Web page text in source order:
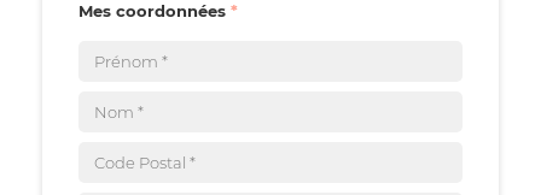
Mes coordonnées